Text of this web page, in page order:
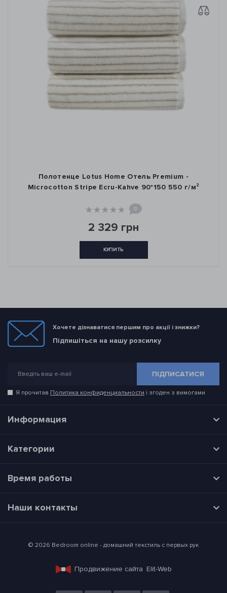
Полотенце Lotus Home Отель Premium -
Microcotton Stripe Ecru-Kahve 90*150 550 г/м²
0
2 329 грн
КУПИТЬ
Хочете дізнаватися першим про акції і знижки?
Підпишіться на нашу розсилку
ПІДПИСАТИСЯ
Я прочитав Политика конфиденциальности і згоден з вимогами
Информация
Категории
Время работы
Наши контакты
© 2026 Bedroom online - домашний текстиль с первых рук
Продвижение сайта Elit-Web